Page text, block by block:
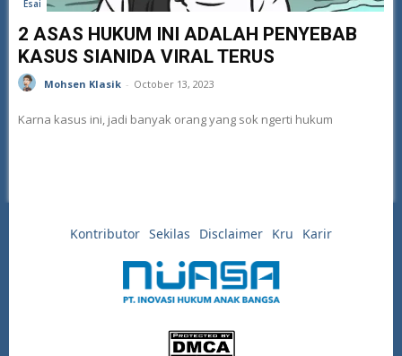
Esai
2 ASAS HUKUM INI ADALAH PENYEBAB
KASUS SIANIDA VIRAL TERUS
Mohsen Klasik - October 13, 2023
Karna kasus ini, jadi banyak orang yang sok ngerti hukum
Kontributor Sekilas Disclaimer Kru Karir